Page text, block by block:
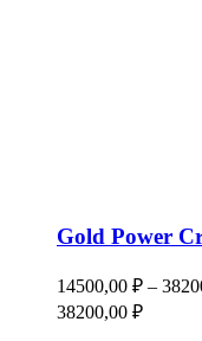
Gold Power
14500,00 ₽ –
38200,00 ₽